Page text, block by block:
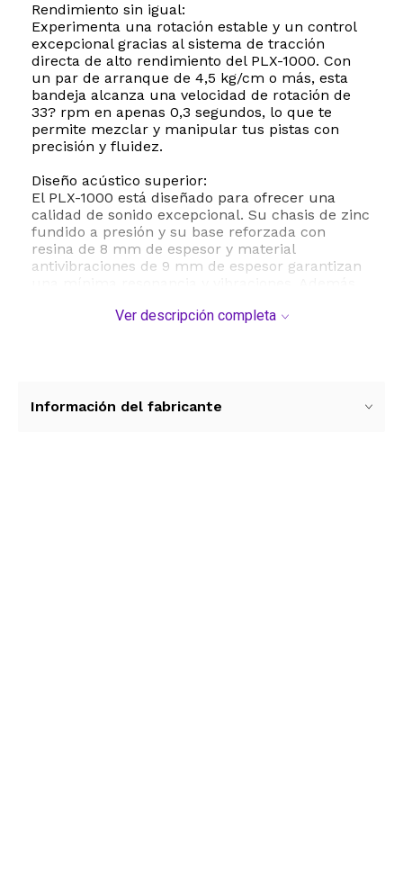
Rendimiento sin igual:
Experimenta una rotación estable y un control
excepcional gracias al sistema de tracción
directa de alto rendimiento del PLX-1000. Con
un par de arranque de 4,5 kg/cm o más, esta
bandeja alcanza una velocidad de rotación de
33? rpm en apenas 0,3 segundos, lo que te
permite mezclar y manipular tus pistas con
precisión y fluidez.
Diseño acústico superior:
El PLX-1000 está diseñado para ofrecer una
calidad de sonido excepcional. Su chasis de zinc
fundido a presión y su base reforzada con
resina de 8 mm de espesor y material
antivibraciones de 9 mm de espesor garantizan
de amortiguación de goma absorben las
Con el control multitempo, puedes ajustar la
Ver descripción completa
Información del fabricante